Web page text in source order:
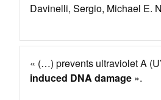
Davinelli, Sergio, Michael E.
« (…) prevents ultraviolet A
induced DNA damage ».